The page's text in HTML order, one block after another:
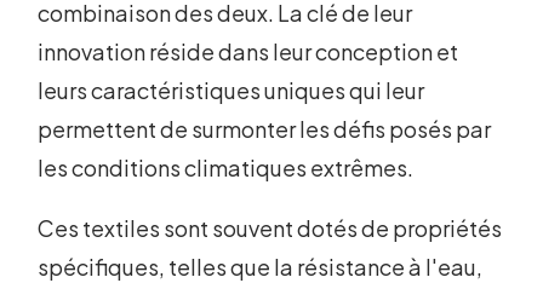
combinaison des deux. La clé de leur
innovation réside dans leur conception et
leurs caractéristiques uniques qui leur
permettent de surmonter les défis posés par
les conditions climatiques extrêmes.
Ces textiles sont souvent dotés de propriétés
spécifiques, telles que la résistance à l'eau,